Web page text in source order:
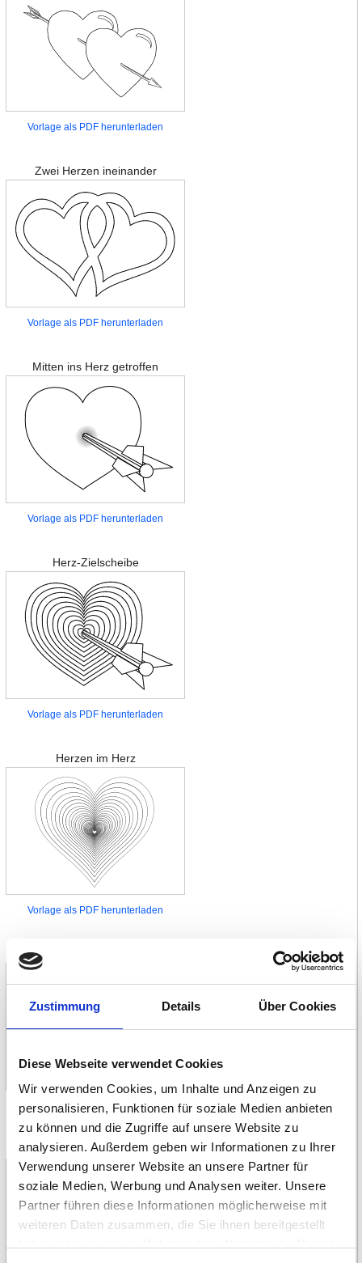
Zustimmung Details Über Cookies
Diese Webseite verwendet Cookies
Wir verwenden Cookies, um Inhalte und Anzeigen zu
personalisieren, Funktionen für soziale Medien anbieten
zu können und die Zugriffe auf unsere Website zu
analysieren. Außerdem geben wir Informationen zu Ihrer
Verwendung unserer Website an unsere Partner für
soziale Medien, Werbung und Analysen weiter. Unsere
Partner führen diese Informationen möglicherweise mit
weiteren Daten zusammen, die Sie ihnen bereitgestellt
Vorlage als PDF herunterladen
Zwei Herzen ineinander
Vorlage als PDF herunterladen
Mitten ins Herz getroffen
Vorlage als PDF herunterladen
Herz-Zielscheibe
Vorlage als PDF herunterladen
Herzen im Herz
Vorlage als PDF herunterladen
Vorlage als PDF herunterladen
Zwei Herzen